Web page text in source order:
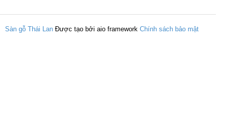
Sàn gỗ Thái Lan Được tạo bởi aio framework Chính sách bảo mật